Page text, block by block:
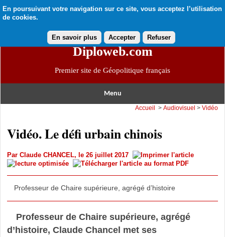
En poursuivant votre navigation sur ce site, vous acceptez l’utilisation
de cookies.
En savoir plus Accepter Refuser
Diploweb.com
Premier site de Géopolitique français
Menu
Accueil >Audiovisuel >Vidéo
Vidéo. Le défi urbain chinois
Par Claude CHANCEL, le 26 juillet 2017
Professeur de Chaire supérieure, agrégé d’histoire
Professeur de Chaire supérieure, agrégé
d’histoire, Claude Chancel met ses